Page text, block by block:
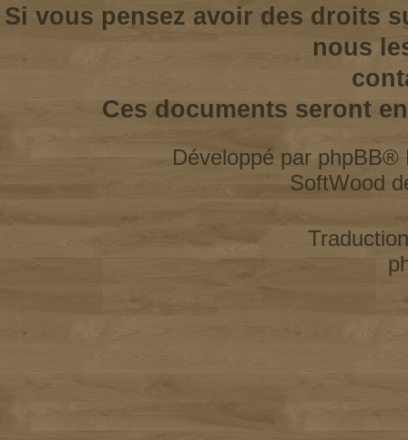
Si vous pensez avoir des droits
nous
Ces documents seront
Développé par phpBB®
SoftWood